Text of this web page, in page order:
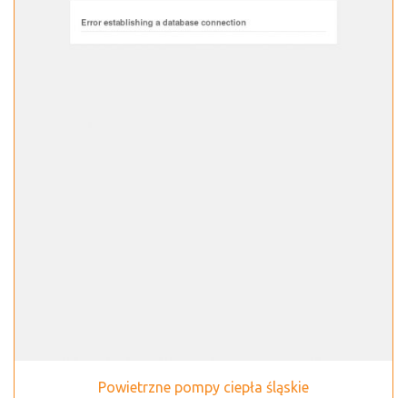
Powietrzne pompy ciepła śląskie